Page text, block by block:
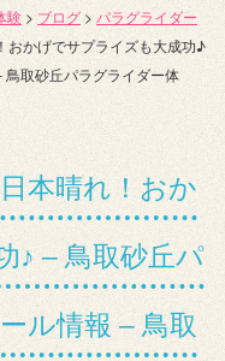
験 > ブログ > パラグライダー
おかげでサプライズも大成功♪
取砂丘パラグライダー体
本晴れ！おか
♪ – 鳥取砂丘パ
ル情報 – 鳥取